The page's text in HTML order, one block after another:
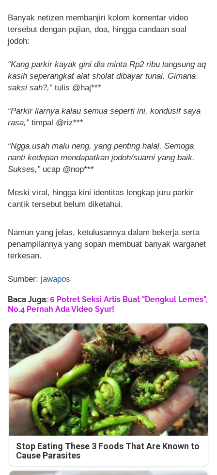
Banyak netizen membanjiri kolom komentar video
tersebut dengan pujian, doa, hingga candaan soal
jodoh:
“Kang parkir kayak gini dia minta Rp2 ribu langsung aq
kasih seperangkat alat sholat dibayar tunai. Gimana
saksi sah?,”tulis @haj***
“Parkir liarnya kalau semua seperti ini, kondusif saya
rasa,”timpal @riz***
“Ngga usah malu neng, yang penting halal. Semoga
nanti kedepan mendapatkan jodoh/suami yang baik.
Sukses,”ucap @nop***
Meski viral, hingga kini identitas lengkap juru parkir
cantik tersebut belum diketahui.
Namun yang jelas, ketulusannya dalam bekerja serta
penampilannya yang sopan membuat banyak warganet
terkesan.
Sumber: jawapos
Baca Juga: 6 Potret Seksi Artis Buat "Dengkul Lemes",
No.4 Pernah Ada Video Syur!
Stop Eating These 3 Foods That Are Known to
Cause Parasites